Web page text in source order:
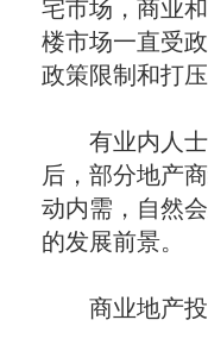
宅市场，商业
楼市场一直受
政策限制和打
有业内人士
后，部分地产
动内需，自然
的发展前景。
商业地产投